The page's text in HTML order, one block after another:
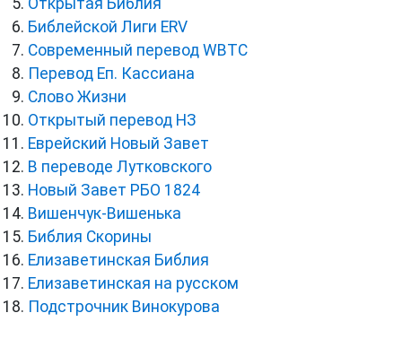
Открытая Библия
Библейской Лиги ERV
Cовременный перевод WBTC
Перевод Еп. Кассиана
Слово Жизни
Открытый перевод НЗ
Еврейский Новый Завет
В переводе Лутковского
Новый Завет РБО 1824
Вишенчук-Вишенька
Библия Скорины
Елизаветинская Библия
Елизаветинская на русском
Подстрочник Винокурова